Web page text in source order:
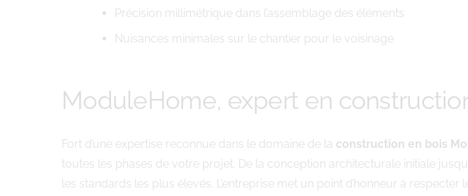
Précision millimétrique dans l’assemblage des éléments
Nuisances minimales sur le chantier pour le voisinage
ModuleHome, expert en
Fort d’une expertise reconnue dans le domaine de la construction en bois
toutes les phases de votre projet. De la conception architecturale initiale
les standards les plus élevés. L’entreprise met un point d’honneur à